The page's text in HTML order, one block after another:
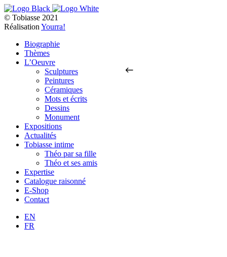
© Tobiasse 2021
Réalisation Yourra!
Biographie
Thèmes
L’Oeuvre
Sculptures
Peintures
Céramiques
Mots et écrits
Dessins
Monument
Expositions
Actualités
Tobiasse intime
Théo par sa fille
Théo et ses amis
Expertise
Catalogue raisonné
E-Shop
Contact
EN
FR